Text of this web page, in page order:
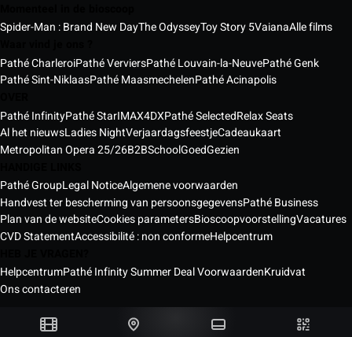
Spider-Man : Brand New DayThe OdysseyToy Story 5VaianaAlle films
Pathé CharleroiPathé VerviersPathé Louvain-la-NeuvePathé Genk
Pathé Sint-NiklaasPathé MaasmechelenPathé Acinapolis
Pathé InfinityPathé StarIMAX4DXPathé SelectedRelax Seats
Al het nieuwsLadies NightVerjaardagsfeestjeCadeaukaart
Metropolitan Opera 25/26B2BSchoolGoedGezien
Pathé GroupLegal NoticeAlgemene voorwaarden
Handvest ter bescherming van persoonsgegevensPathé Business
Plan van de websiteCookies parametersBioscoopvoorstellingVacatures
CVD StatementAccessibilité : non conformeHelpcentrum
HelpcentrumPathé Infinity Summer Deal VoorwaardenKruidvat
Ons contacteren
Pathé bioscopen België © 2026